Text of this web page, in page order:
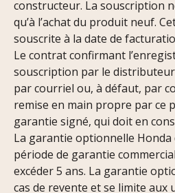
constructeur. La souscription
qu’à l’achat du produit neuf.
souscrite à la date de
Le contrat confirmant
souscription par le
par courriel ou, à défaut, par
remise en main propre par ce
garantie signé, qui doit en
La garantie optionnelle Honda
période de garantie
excéder 5 ans. La garantie
cas de revente et se limite